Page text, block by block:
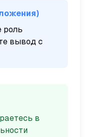
роль
вывод с
в